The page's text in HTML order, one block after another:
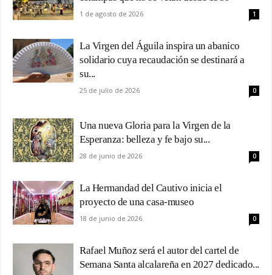
1 de agosto de 2026 1
La Virgen del Águila inspira un abanico
solidario cuya recaudación se destinará a
su...
25 de julio de 2026 0
Una nueva Gloria para la Virgen de la
Esperanza: belleza y fe bajo su...
28 de junio de 2026 0
La Hermandad del Cautivo inicia el
proyecto de una casa-museo
18 de junio de 2026 0
Rafael Muñoz será el autor del cartel de
Semana Santa alcalareña en 2027 dedicado...